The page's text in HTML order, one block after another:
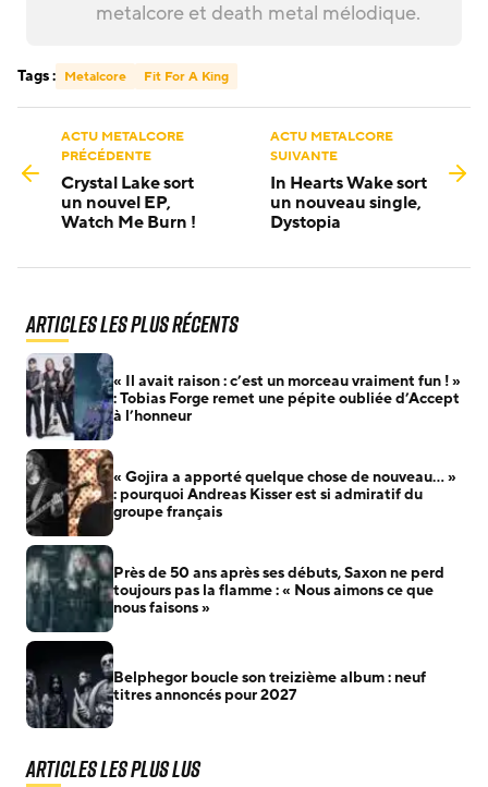
metalcore et death metal mélodique.
Tags : Metalcore Fit For A King
ACTU METALCORE
PRÉCÉDENTE
Crystal Lake sort
un nouvel EP,
Watch Me Burn !
ACTU METALCORE
SUIVANTE
In Hearts Wake sort
un nouveau single,
Dystopia
Articles les plus récents
« Il avait raison : c’est un morceau vraiment fun ! »
: Tobias Forge remet une pépite oubliée d’Accept
à l’honneur
« Gojira a apporté quelque chose de nouveau… »
: pourquoi Andreas Kisser est si admiratif du
groupe français
Près de 50 ans après ses débuts, Saxon ne perd
toujours pas la flamme : « Nous aimons ce que
nous faisons »
Belphegor boucle son treizième album : neuf
titres annoncés pour 2027
Articles les plus lus